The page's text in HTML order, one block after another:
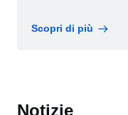
Scopri di più
Notizie